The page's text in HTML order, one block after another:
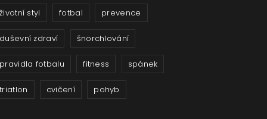
životní styl fotbal prevence
duševní zdraví šnorchlování
pravidla fotbalu fitness spánek
triatlon cvičení pohyb